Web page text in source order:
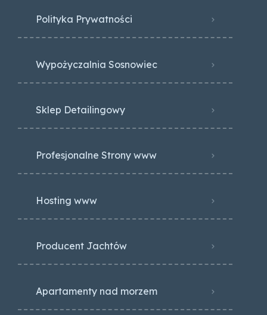
Polityka Prywatności
Wypożyczalnia Sosnowiec
Sklep Detailingowy
Profesjonalne Strony www
Hosting www
Producent Jachtów
Apartamenty nad morzem